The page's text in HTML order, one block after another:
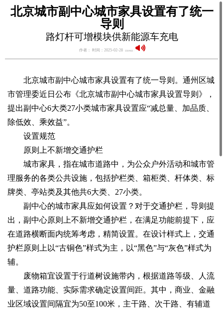
北京城市副中心城市家具设置有了统一
导则
路灯杆可增模块供新能源车充电
作者： 时间：2025-02-28 语音阅读：
北京城市副中心城市家具设置有了统一导则。通州区城
市管理委近日公布《北京城市副中心城市家具设置导则》，
提出副中心6大类27小类城市家具设置应“减总量、加品质、
除低效、乘效益”。
设置规范
原则上不新增交通护栏
城市家具，指在城市道路中，为公众户外活动和城市管
理服务的各类公共设施，包括护栏类、箱柜类、杆体类、标
牌类、亭站类及其他共6大类、27小类。
副中心的城市家具应如何设置？对于交通护栏，导则提
出，副中心原则上不新增交通护栏，在满足功能前提下，应
在道路横断面内统筹考虑，精简设置。在设计样式上，交通
护栏原则上以“古铜色”样式为主，以“黑色”与“灰色”样式为
辅。
废物箱宜设置于行道树设施带内，根据道路等级、人流
量、道路功能、实际需求确定设置间距。其中，商业、金融
业区域设置间隔宜为50至100米，主干路、次干路、有辅道